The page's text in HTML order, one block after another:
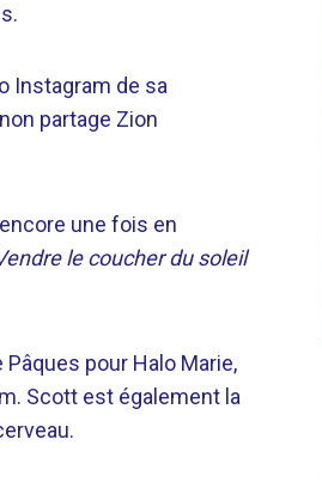
Instagram de sa
partage Zion
une fois en
le coucher du soleil
pour Halo Marie,
Scott est également la